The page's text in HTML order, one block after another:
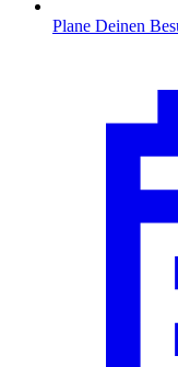
Plane Deinen